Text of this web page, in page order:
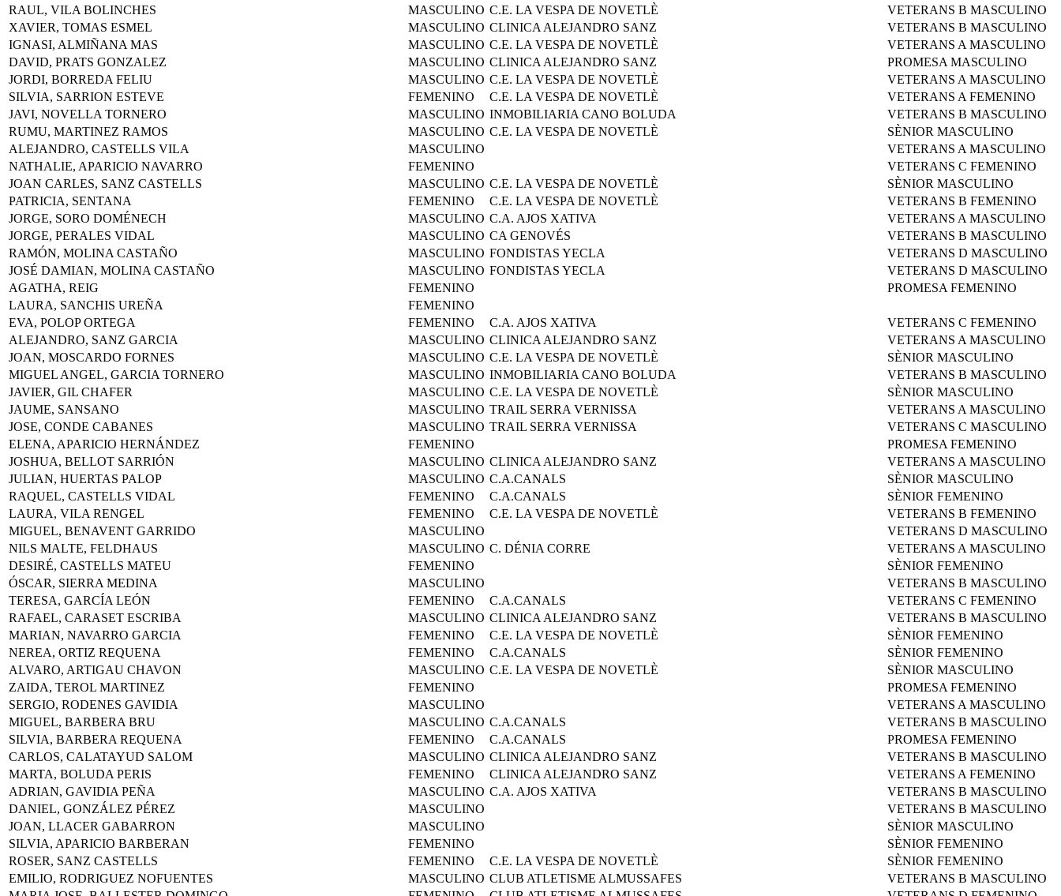
RAUL, VILA BOLINCHES
MASCULINO C.E. LA VESPA DE NOVETLÈ
VETERANS B MASCULINO
XAVIER, TOMAS ESMEL
MASCULINO CLINICA ALEJANDRO SANZ
VETERANS B MASCULINO
IGNASI, ALMIÑANA MAS
MASCULINO C.E. LA VESPA DE NOVETLÈ
VETERANS A MASCULINO
DAVID, PRATS GONZALEZ
MASCULINO CLINICA ALEJANDRO SANZ
PROMESA MASCULINO
JORDI, BORREDA FELIU
MASCULINO C.E. LA VESPA DE NOVETLÈ
VETERANS A MASCULINO
SILVIA, SARRION ESTEVE
FEMENINO C.E. LA VESPA DE NOVETLÈ
VETERANS A FEMENINO
JAVI, NOVELLA TORNERO
MASCULINO INMOBILIARIA CANO BOLUDA
VETERANS B MASCULINO
RUMU, MARTINEZ RAMOS
MASCULINO C.E. LA VESPA DE NOVETLÈ
SÈNIOR MASCULINO
ALEJANDRO, CASTELLS VILA
MASCULINO
VETERANS A MASCULINO
NATHALIE, APARICIO NAVARRO
FEMENINO
VETERANS C FEMENINO
JOAN CARLES, SANZ CASTELLS
MASCULINO C.E. LA VESPA DE NOVETLÈ
SÈNIOR MASCULINO
PATRICIA, SENTANA
FEMENINO C.E. LA VESPA DE NOVETLÈ
VETERANS B FEMENINO
JORGE, SORO DOMÉNECH
MASCULINO C.A. AJOS XATIVA
VETERANS A MASCULINO
JORGE, PERALES VIDAL
MASCULINO CA GENOVÉS
VETERANS B MASCULINO
RAMÓN, MOLINA CASTAÑO
MASCULINO FONDISTAS YECLA
VETERANS D MASCULINO
JOSÉ DAMIAN, MOLINA CASTAÑO
MASCULINO FONDISTAS YECLA
VETERANS D MASCULINO
AGATHA, REIG
FEMENINO
PROMESA FEMENINO
LAURA, SANCHIS UREÑA
FEMENINO
EVA, POLOP ORTEGA
FEMENINO C.A. AJOS XATIVA
VETERANS C FEMENINO
ALEJANDRO, SANZ GARCIA
MASCULINO CLINICA ALEJANDRO SANZ
VETERANS A MASCULINO
JOAN, MOSCARDO FORNES
MASCULINO C.E. LA VESPA DE NOVETLÈ
SÈNIOR MASCULINO
MIGUEL ANGEL, GARCIA TORNERO
MASCULINO INMOBILIARIA CANO BOLUDA
VETERANS B MASCULINO
JAVIER, GIL CHAFER
MASCULINO C.E. LA VESPA DE NOVETLÈ
SÈNIOR MASCULINO
JAUME, SANSANO
MASCULINO TRAIL SERRA VERNISSA
VETERANS A MASCULINO
JOSE, CONDE CABANES
MASCULINO TRAIL SERRA VERNISSA
VETERANS C MASCULINO
ELENA, APARICIO HERNÁNDEZ
FEMENINO
PROMESA FEMENINO
JOSHUA, BELLOT SARRIÓN
MASCULINO CLINICA ALEJANDRO SANZ
VETERANS A MASCULINO
JULIAN, HUERTAS PALOP
MASCULINO C.A.CANALS
SÈNIOR MASCULINO
RAQUEL, CASTELLS VIDAL
FEMENINO C.A.CANALS
SÈNIOR FEMENINO
LAURA, VILA RENGEL
FEMENINO C.E. LA VESPA DE NOVETLÈ
VETERANS B FEMENINO
MIGUEL, BENAVENT GARRIDO
MASCULINO
VETERANS D MASCULINO
NILS MALTE, FELDHAUS
MASCULINO C. DÉNIA CORRE
VETERANS A MASCULINO
DESIRÉ, CASTELLS MATEU
FEMENINO
SÈNIOR FEMENINO
ÓSCAR, SIERRA MEDINA
MASCULINO
VETERANS B MASCULINO
TERESA, GARCÍA LEÓN
FEMENINO C.A.CANALS
VETERANS C FEMENINO
RAFAEL, CARASET ESCRIBA
MASCULINO CLINICA ALEJANDRO SANZ
VETERANS B MASCULINO
MARIAN, NAVARRO GARCIA
FEMENINO C.E. LA VESPA DE NOVETLÈ
SÈNIOR FEMENINO
NEREA, ORTIZ REQUENA
FEMENINO C.A.CANALS
SÈNIOR FEMENINO
ALVARO, ARTIGAU CHAVON
MASCULINO C.E. LA VESPA DE NOVETLÈ
SÈNIOR MASCULINO
ZAIDA, TEROL MARTINEZ
FEMENINO
PROMESA FEMENINO
SERGIO, RODENES GAVIDIA
MASCULINO
VETERANS A MASCULINO
MIGUEL, BARBERA BRU
MASCULINO C.A.CANALS
VETERANS B MASCULINO
SILVIA, BARBERA REQUENA
FEMENINO C.A.CANALS
PROMESA FEMENINO
CARLOS, CALATAYUD SALOM
MASCULINO CLINICA ALEJANDRO SANZ
VETERANS B MASCULINO
MARTA, BOLUDA PERIS
FEMENINO CLINICA ALEJANDRO SANZ
VETERANS A FEMENINO
ADRIAN, GAVIDIA PEÑA
MASCULINO C.A. AJOS XATIVA
VETERANS B MASCULINO
DANIEL, GONZÁLEZ PÉREZ
MASCULINO
VETERANS B MASCULINO
JOAN, LLACER GABARRON
MASCULINO
SÈNIOR MASCULINO
SILVIA, APARICIO BARBERAN
FEMENINO
SÈNIOR FEMENINO
ROSER, SANZ CASTELLS
FEMENINO C.E. LA VESPA DE NOVETLÈ
SÈNIOR FEMENINO
EMILIO, RODRIGUEZ NOFUENTES
MASCULINO CLUB ATLETISME ALMUSSAFES
VETERANS B MASCULINO